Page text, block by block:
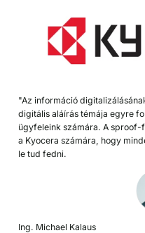
"Az információ
digitális aláírás témája egyre
ügyfeleink számára. A
a Kyocera számára, hogy
le tud fedni.
Ing. Michael Kalaus